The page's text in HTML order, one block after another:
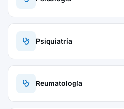
Psiquiatría
Reumatología